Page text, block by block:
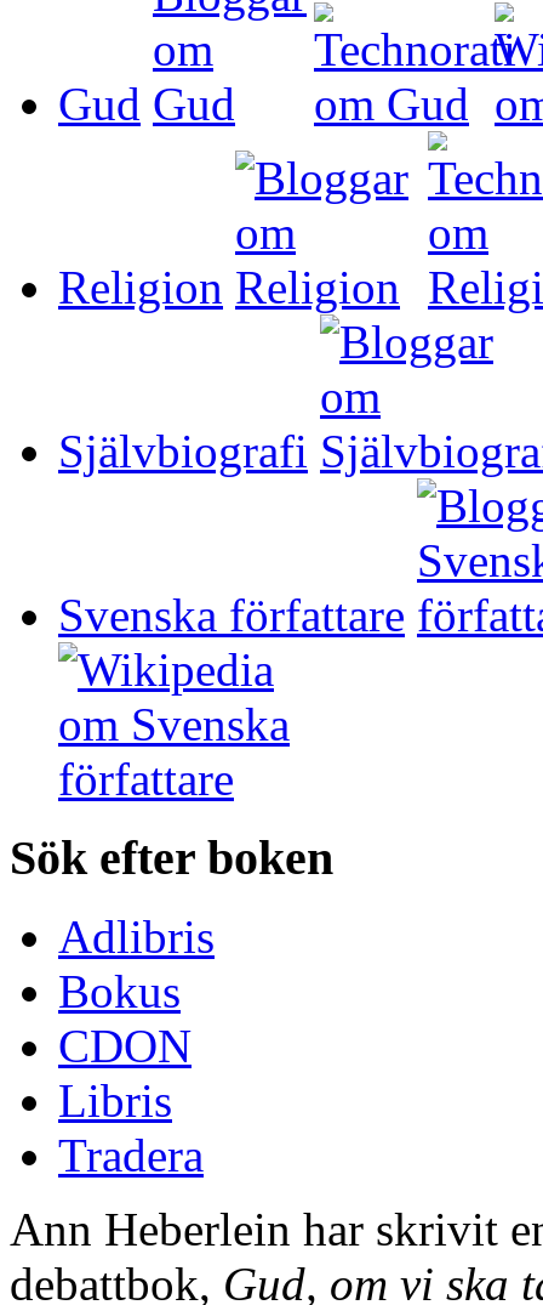
Gud
Religion
Självbiografi
Svenska författare
Sök efter boken
Adlibris
Bokus
CDON
Libris
Tradera
Ann Heberlein har skrivit
debattbok, Gud, om vi ska